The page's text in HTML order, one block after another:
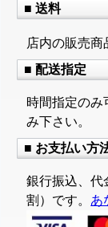
■ 送料
店内の販売商
■ 配送指定
時間指定のみ
み下さい。
■ お支払い方
銀行振込、代
割）です。 あ